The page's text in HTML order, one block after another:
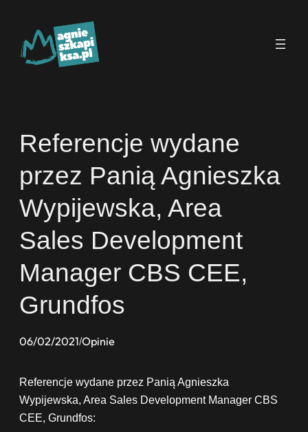
treści
Referencje wydane
przez Panią Agnieszka
Wypijewska, Area
Sales Development
Manager CBS CEE,
Grundfos
06/02/2021/Opinie
Referencje wydane przez Panią Agnieszka
Wypijewska, Area Sales Development Manager CBS
CEE, Grundfos: